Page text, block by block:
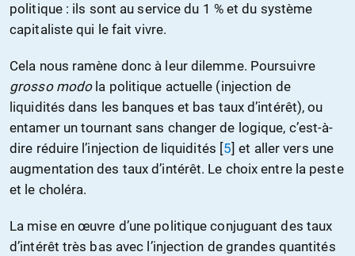
politique : ils sont au service du 1 % et du système
capitaliste qui le fait vivre.
Cela nous ramène donc à leur dilemme. Poursuivre
grosso modola politique actuelle (injection de
liquidités dans les banques et bas taux d’intérêt), ou
entamer un tournant sans changer de logique, c’est-à-
dire réduire l’injection de liquidités [5] et aller vers une
augmentation des taux d’intérêt. Le choix entre la peste
et le choléra.
La mise en œuvre d’une politique conjuguant des taux
d’intérêt très bas avec l’injection de grandes quantités